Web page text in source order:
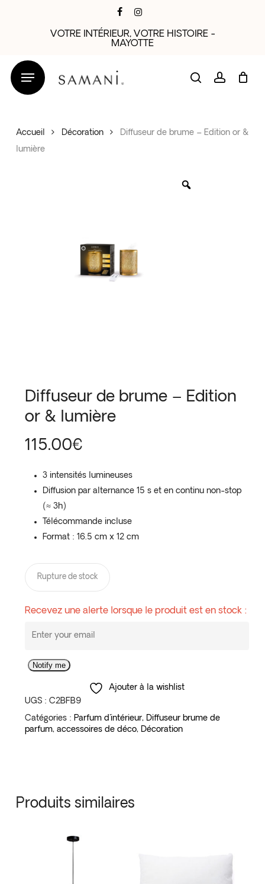
VOTRE INTÉRIEUR, VOTRE HISTOIRE -
MAYOTTE
searchaccount
Accueil Décoration
Diffuseur de brume – Edition or &
lumière
Diffuseur de brume – Edition
or & lumière
115.00€
3 intensités lumineuses
Diffusion par alternance 15 s et en continu non-stop
(≈ 3h)
Télécommande incluse
Format : 16.5 cm x 12 cm
Rupture de stock
Recevez une alerte lorsque le produit est en stock :
Notify me
Ajouter à la wishlist
UGS : C2BFB9
Catégories : Parfum d'intérieur, Diffuseur brume de
parfum, accessoires de déco, Décoration
Produits similaires